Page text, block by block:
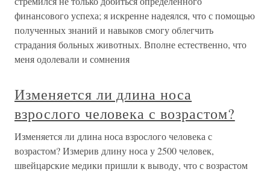
финансового успеха; я искренне надеялся, что с помощью
полученных знаний и навыков смогу облегчить
страдания больных животных. Вполне естественно, что
меня одолевали и сомнения
Изменяется ли длина носа
взрослого человека с возрастом?
Изменяется ли длина носа взрослого человека с
возрастом? Измерив длину носа у 2500 человек,
швейцарские медики пришли к выводу, что с возрастом